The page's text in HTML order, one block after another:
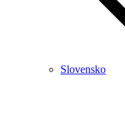
Slovensko